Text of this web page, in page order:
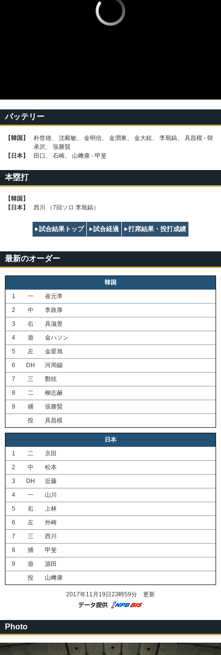
バッテリー
【韓国】
朴世雄、 沈載敏、 金明信、 金潤東、 金大鉉、 李珉鎬、 具昌模 ‐ 韓
承沢、 張勝賢
【日本】
田口、 石崎、 山﨑康 ‐ 甲斐
本塁打
【韓国】
【日本】
西川 （7回ソロ 李珉鎬）
試合結果トップ 試合経過 打席結果・投打成績
最新のオーダー
韓国
1
一
崔元準
2
中
李政厚
3
右
具滋昱
4
遊
金ハソン
5
左
金星旭
6
DH
河周錫
7
三
鄭炫
8
二
柳志赫
9
捕
張勝賢
投
具昌模
日本
1
二
京田
2
中
松本
3
DH
近藤
4
一
山川
5
右
上林
6
左
外崎
7
三
西川
8
捕
甲斐
9
遊
源田
投
山﨑康
2017年11月19日23時59分 更新
Photo